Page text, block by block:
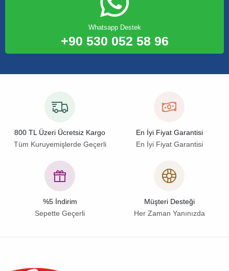
Whatsapp Destek
+90 530 052 58 96
800 TL Üzeri Ücretsiz Kargo
Tüm Kuruyemişlerde Geçerli
En İyi Fiyat Garantisi
En İyi Fiyat Garantisi
%5 İndirim
Sepette Geçerli
Müşteri Desteği
Her Zaman Yanınızda